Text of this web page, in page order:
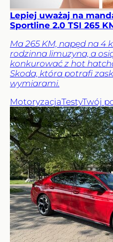
Lepiej uważaj na
Sportline 2.0 TSI 265
Ma 265 KM, napęd na 4
rodzinna limuzyna, a
konkurować z hot
Skoda, która potrafi
wymiarami.
MotoryzacjaTestyTwój